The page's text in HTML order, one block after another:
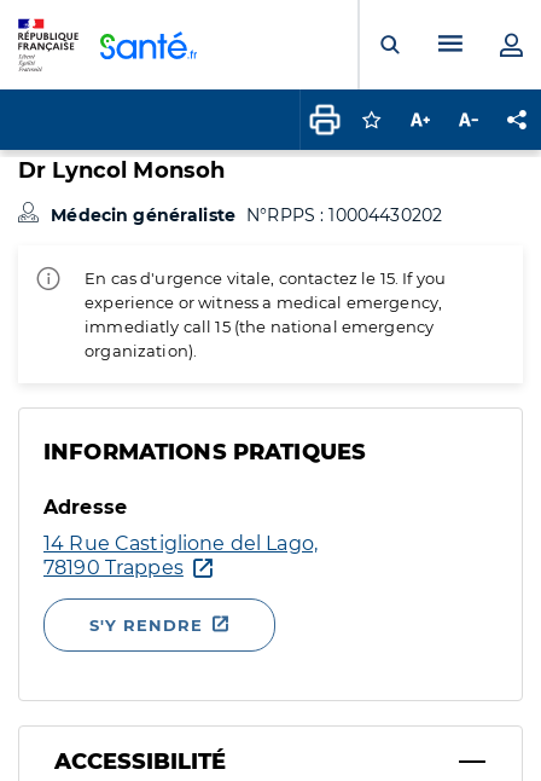
Ouvrir laMenu
Connectez-vous
Augmenter la
Dr Lyncol Monsoh
Médecin généraliste N°RPPS : 10004430202
En cas d'urgence vitale, contactez le 15. If you
experience or witness a medical emergency,
immediatly call 15 (the national emergency
organization).
INFORMATIONS PRATIQUES
Adresse
14 Rue Castiglione del Lago,
78190 Trappes
S'Y RENDRE
ACCESSIBILITÉ